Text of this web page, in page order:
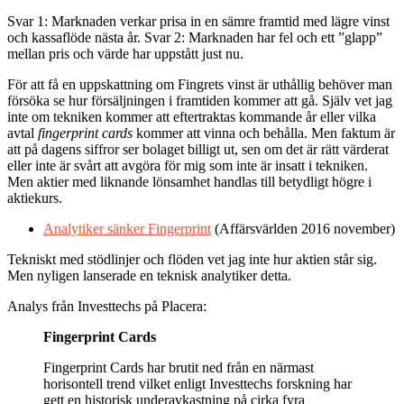
Svar 1: Marknaden verkar prisa in en sämre framtid med lägre vinst
och kassaflöde nästa år. Svar 2: Marknaden har fel och ett ”glapp”
mellan pris och värde har uppstått just nu.
För att få en uppskattning om Fingrets vinst är uthållig behöver man
försöka se hur försäljningen i framtiden kommer att gå. Själv vet jag
inte om tekniken kommer att eftertraktas kommande år eller vilka
avtal fingerprint cards kommer att vinna och behålla. Men faktum är
att på dagens siffror ser bolaget billigt ut, sen om det är rätt värderat
eller inte är svårt att avgöra för mig som inte är insatt i tekniken.
Men aktier med liknande lönsamhet handlas till betydligt högre i
aktiekurs.
Analytiker sänker Fingerprint (Affärsvärlden 2016 november)
Tekniskt med stödlinjer och flöden vet jag inte hur aktien står sig.
Men nyligen lanserade en teknisk analytiker detta.
Analys från Investtechs på Placera:
Fingerprint Cards
Fingerprint Cards har brutit ned från en närmast
horisontell trend vilket enligt Investtechs forskning har
gett en historisk underavkastning på cirka fyra